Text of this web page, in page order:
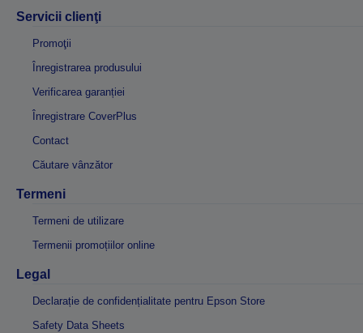
Servicii clienţi
Promoţii
Înregistrarea produsului
Verificarea garanției
Înregistrare CoverPlus
Contact
Căutare vânzător
Termeni
Termeni de utilizare
Termenii promoțiilor online
Legal
Declarație de confidențialitate pentru Epson Store
Safety Data Sheets